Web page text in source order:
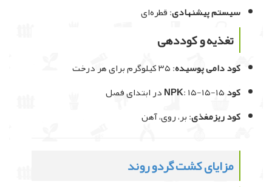
سیستم پیشنهادی: قطره‌ای
تغذیه و کوددهی
کود دامی پوسیده: ۳۵ کیلوگرم برای هر درخت
کود NPK: ۱۵-۱۵-۱۵ در ابتدای فصل
کود ریزمغذی: بر، روی، آهن
مزایای کشت گردو روند